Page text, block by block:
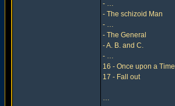
- …
- The schizoid Man
- …
- The General
- A. B. and C.
- …
16 - Once upon a Time
17 - Fall out
…